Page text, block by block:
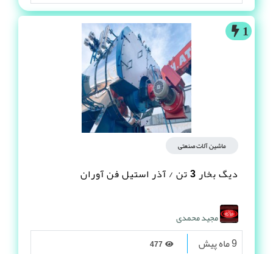
1
ماشین آلات صنعتی
دیگ بخار 3 تن / آذر استیل فن آوران
مجید محمدی
9 ماه پیش